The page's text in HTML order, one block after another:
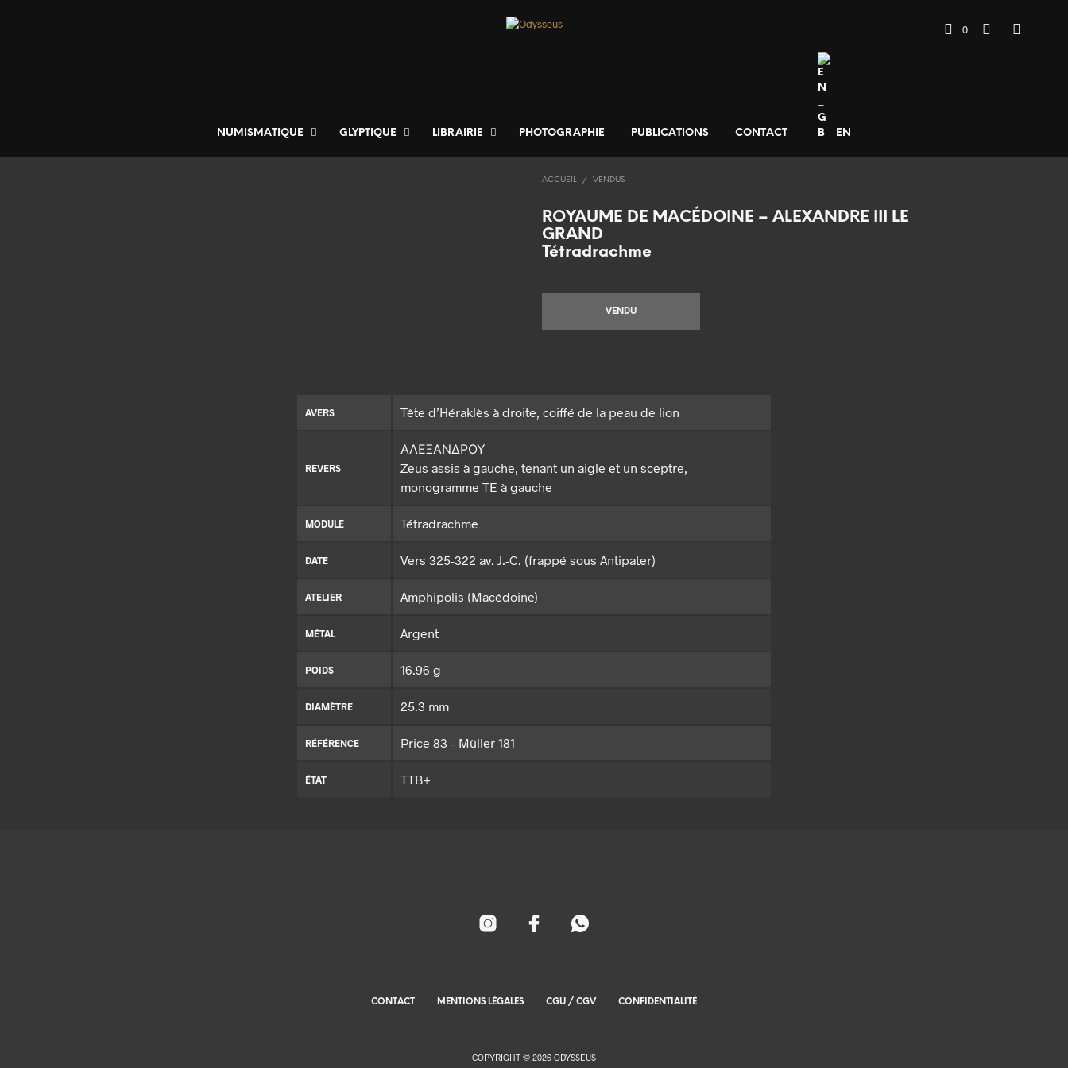
NUMISMATIQUE GLYPTIQUE LIBRAIRIE PHOTOGRAPHIE PUBLICATIONS CONTACT EN
0
ACCUEIL / VENDUS
ROYAUME DE MACÉDOINE – ALEXANDRE III LE
GRAND
Tétradrachme
VENDU
AVERS Tête d’Héraklès à droite, coiffé de la peau de lion
REVERS
ΑΛΕΞΑΝΔΡΟΥ
Zeus assis à gauche, tenant un aigle et un sceptre,
monogramme TE à gauche
MODULE Tétradrachme
DATE Vers 325-322 av. J.-C. (frappé sous Antipater)
ATELIER Amphipolis (Macédoine)
MÉTAL Argent
POIDS 16.96 g
DIAMÈTRE 25.3 mm
RÉFÉRENCE Price 83 – Müller 181
ÉTAT TTB+
CONTACT MENTIONS LÉGALES CGU / CGV CONFIDENTIALITÉ
COPYRIGHT © 2026 ODYSSEUS